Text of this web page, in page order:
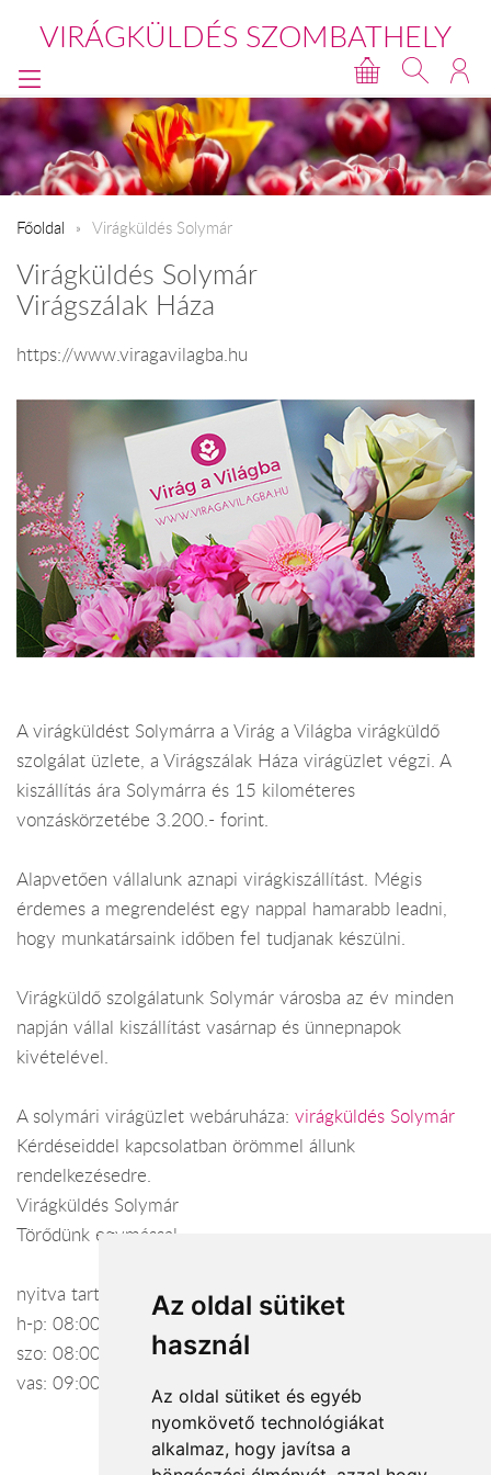
Az oldal sütiket
használ
Az oldal sütiket és egyéb
nyomkövető technológiákat
alkalmaz, hogy javítsa a
VIRÁGKÜLDÉS SZOMBATHELY
Főoldal Virágküldés Solymár
Virágküldés Solymár
Virágszálak Háza
https://www.viragavilagba.hu
A virágküldést Solymárra a Virág a Világba virágküldő
szolgálat üzlete, a Virágszálak Háza virágüzlet végzi. A
kiszállítás ára Solymárra és 15 kilométeres
vonzáskörzetébe 3.200.- forint.
Alapvetően vállalunk aznapi virágkiszállítást. Mégis
érdemes a megrendelést egy nappal hamarabb leadni,
hogy munkatársaink időben fel tudjanak készülni.
Virágküldő szolgálatunk Solymár városba az év minden
napján vállal kiszállítást vasárnap és ünnepnapok
kivételével.
A solymári virágüzlet webáruháza: virágküldés Solymár
Kérdéseiddel kapcsolatban örömmel állunk
rendelkezésedre.
Virágküldés Solymár
Törődünk egymással
nyitva tartás:
h-p: 08:00-20:00
szo: 08:00-20:00
vas: 09:00-16:00